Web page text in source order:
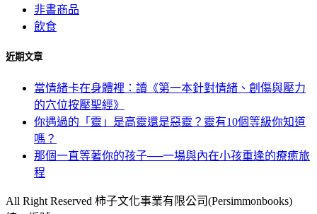
非書商品
飲食
近期文章
當情緒卡在身體裡：讀《第一本針對情緒、創傷與壓力
的穴位按壓聖經》
你遇過的「靈」是高靈還是惡靈？靈有10個等級你知道
嗎？
那個一直等著你的孩子──一場與內在小孩重逢的療癒旅
程
All Right Reserved 柿子文化事業有限公司(Persimmonbooks)